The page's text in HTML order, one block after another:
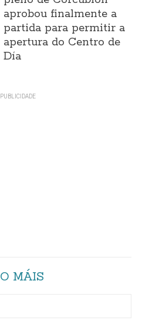
aprobou finalmente a
partida para permitir a
apertura do Centro de
Día
O MÁIS